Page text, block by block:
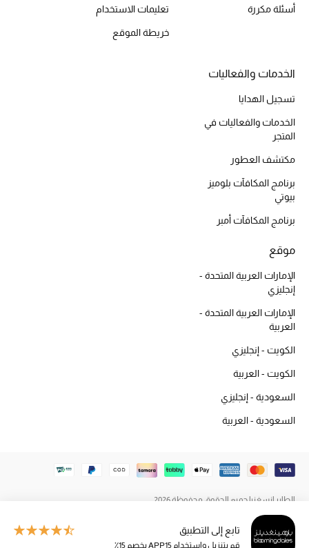
مستحضرات العناية
مستحضرات الاستحمام والعناية بالجسم
العناية بالشعر
الصحة والعافية
هدايا
الجمال في بلوميز
أبرز الماركات
عطور الربيع
خصومات
الهدايا
الموسم الجديدتابع إلى التطبيق
قم بتنزيل واستخدام APP15 بخصم 15٪
أسئلة مكررة تعليمات الاستخدام
خريطة الموقع
الخدمات والفعاليات
تسجيل الهدايا
الخدمات والفعاليات في
المتجر
مكتشف العطور
برنامج المكافآت بلوميز
بيوتي
برنامج المكافآت أمبر
موقع
الإمارات العربية المتحدة -
إنجليزي
الإمارات العربية المتحدة -
العربية
الكويت - إنجليزي
الكويت - العربية
السعودية - إنجليزي
السعودية - العربية
الطاير إنسغنيا جميع الحقوق محفوظة 2026